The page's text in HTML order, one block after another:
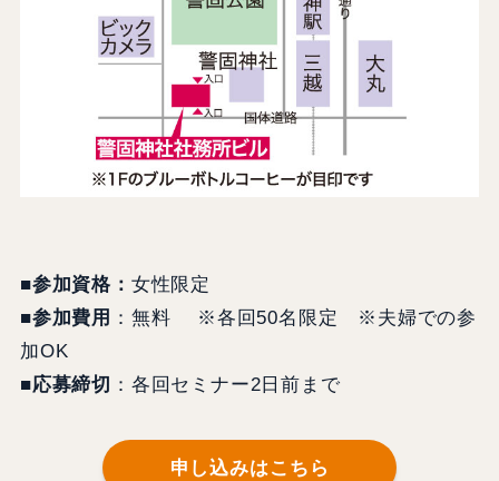
■参加資格： 女性限定
■参加費用 ：無料 ※各回50名限定
※夫婦での参
加OK
■応募締切 ：各回セミナー2日前まで
申し込みはこちら